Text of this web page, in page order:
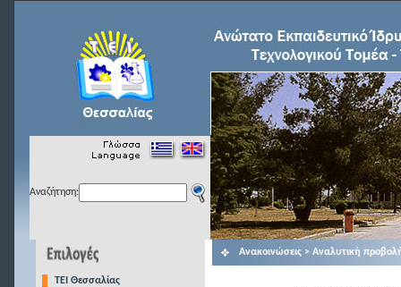
Αναζήτηση:
TEI Θεσσαλίας
Ανακοινώσεις > Αναλυτική